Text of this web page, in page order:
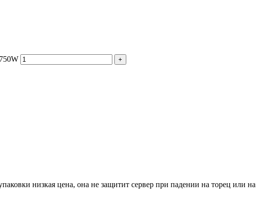
+
низкая цена, она не защитит сервер при падении на торец или на